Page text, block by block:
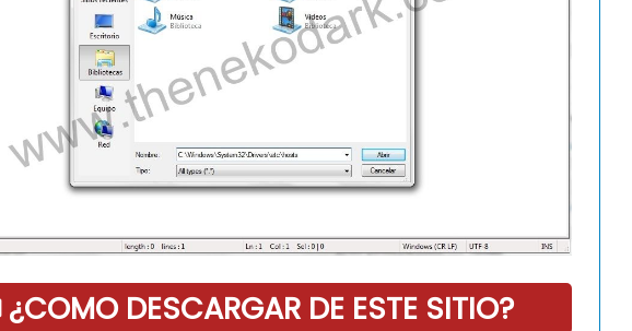
¿COMO DESCARGAR DE ESTE SITIO?